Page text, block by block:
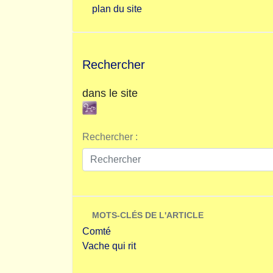
plan du site
Rechercher
dans le site
Rechercher :
MOTS-CLÉS DE L'ARTICLE
Comté
Vache qui rit